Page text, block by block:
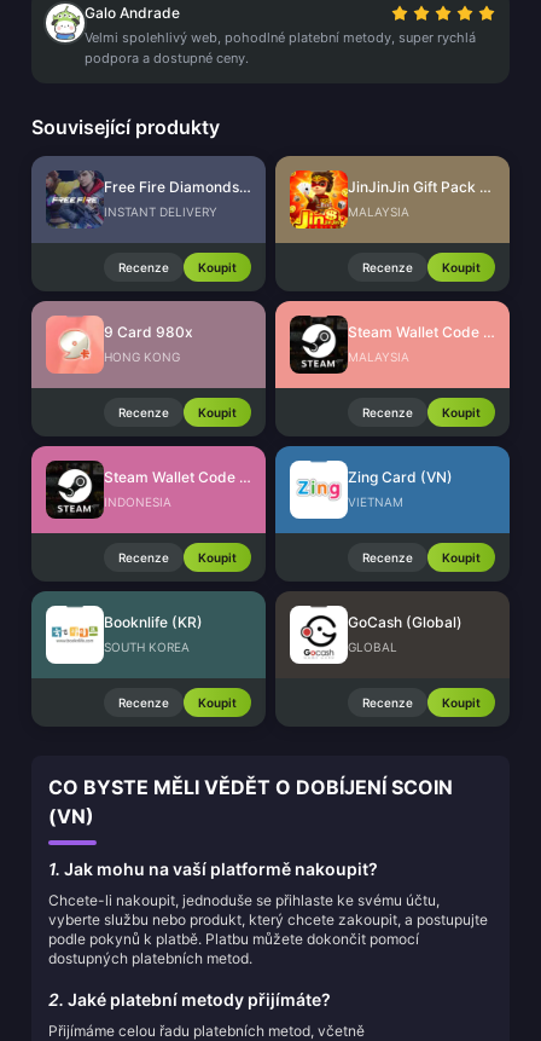
Galo Andrade
Velmi spolehlivý web, pohodlné platební metody, super rychlá
podpora a dostupné ceny.
Související produkty
Free Fire Diamonds EU + TR
INSTANT DELIVERY
Recenze Koupit
JinJinJin Gift Pack Redeem Code
MALAYSIA
Recenze Koupit
9 Card 980x
HONG KONG
Recenze Koupit
Steam Wallet Code (MYR)
MALAYSIA
Recenze Koupit
Steam Wallet Code (IDR)
INDONESIA
Recenze Koupit
Zing Card (VN)
VIETNAM
Recenze Koupit
Booknlife (KR)
SOUTH KOREA
Recenze Koupit
GoCash (Global)
GLOBAL
Recenze Koupit
CO BYSTE MĚLI VĚDĚT O DOBÍJENÍ SCOIN
(VN)
1. Jak mohu na vaší platformě nakoupit?
Chcete-li nakoupit, jednoduše se přihlaste ke svému účtu,
vyberte službu nebo produkt, který chcete zakoupit, a postupujte
podle pokynů k platbě. Platbu můžete dokončit pomocí
dostupných platebních metod.
2. Jaké platební metody přijímáte?
Přijímáme celou řadu platebních metod, včetně